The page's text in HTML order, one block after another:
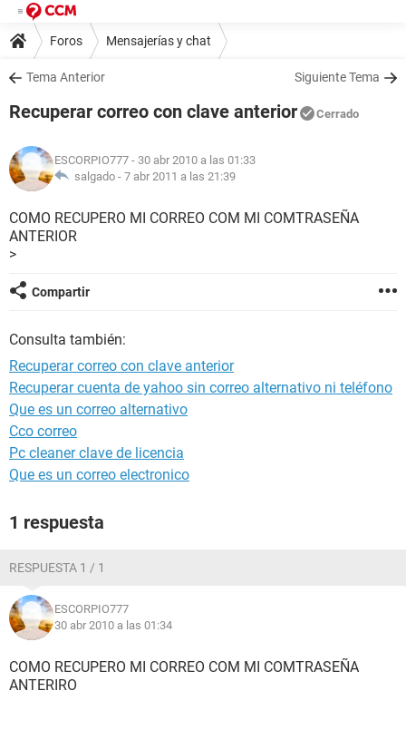
Foros Mensajerías y chat
Tema Anterior Siguiente Tema
Recuperar correo con clave anterior Cerrado
ESCORPIO777 - 30 abr 2010 a las 01:33
salgado - 7 abr 2011 a las 21:39
COMO RECUPERO MI CORREO COM MI COMTRASEÑA
ANTERIOR
>
Compartir
Consulta también:
Recuperar correo con clave anterior
Recuperar cuenta de yahoo sin correo alternativo ni teléfono
Que es un correo alternativo
Cco correo
Pc cleaner clave de licencia
Que es un correo electronico
1 respuesta
RESPUESTA 1 / 1
ESCORPIO777
30 abr 2010 a las 01:34
COMO RECUPERO MI CORREO COM MI COMTRASEÑA
ANTERIRO